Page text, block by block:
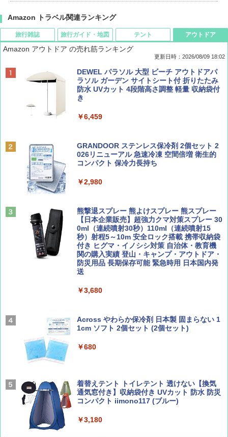
Amazon トラベル関連ランキング
旅行雑誌
BE-PAL(ビ-パル) 2026年 9 月号【特別付録:
SOTO ミニマル"旅"財布 ランダム2種】
￥1,500
誌] (ＤＩＳＮＥＹ ＦＡＮ)
￥713
￥1,540
Coyote No.89 特集 星野道夫 夢見る旅
AIRLINE（エアライン）2026年9月号【特
旅行ガイド・地図
地球の歩き方 スター・ウォーズ
￥2,695
力的な町 2026～2027 地球の歩き方D アジア
￥2,079
球の歩き方A ヨーロッパ
￥2,479
A26 地球の歩き方 チェコ ポーランド スロヴ
ァキア 2026～2027 地球の歩き方A ヨーロッ
新しい日本地理 地図・統計・移動から読み
テント
[キャンパーズコレクション 山善] ポップアッ
プテント 傘みたいに広げて畳める パッとサ
ッとサンシェード キューブ フルクローズ メ
ッシュ 簡単設置 ワンタッチテント キャンプ
PYKES PEAK (パイクスピーク) 着替えテン
ト プライバシー テント 【中が透けない】 1
ーチ ピクニック ポップアップテント 携帯 簡
￥4,836
ENDLESS BASE 《めざましテレビで紹介》
テント ワンタッチ RENEW 幅200 2-3人用 43
500002(88859)
￥5,999
ーティング フルクローズ メッシュ 3-4人用
簡単設置 ポップアップテント エクルベージ
[キャンパーズコレクション 山善] 傘みたいに
広げるだけ パッとサッとテント キューブワ
イドプラス ブラックコーティング フルクロ
テント PATCW-200B エクルベージュ
アウトドア
Amazon アウトドア の売れ筋ランキング
更新日時：2026/08/09 18:02
DEWEL パラソル 大型 ビーチ アウトドアパ
ラソル ガーデン サイトシート付 折りたたみ
防水 UVカット 4段階高さ調整 軽量 収納袋付
き
￥6,459
GRANDOOR ステンレス保冷剤 2個セット 2
026リニューアル 急速冷凍 空間倍増 衛生的
コンパクト 保冷力長持ち
￥2,980
熊撃退スプレー 熊よけスプレー 熊スプレー
【日本企業販売】超強力クマ対策スプレー 30
0ml（連続噴射30秒）110ml（連続噴射15
秒）射程5～10m 安全ロック搭載 携帯収納袋
付き ヒグマ・イノシシ対策 自治体・教育機
関の購入実績 登山・キャンプ・アウトドア・
防災用品 長期保存可能 緊急時用 日本国内発
送
￥3,680
Across やわらか保冷剤 日本製 固まらない 1
1cm ソフト 2個セット (2個セット)
￥680
着替えテント トイレテント 透けない【換気
通気窓付き】収納袋付き UVカット 防水 防災
コンパクト iimono117 (ブルー)
￥3,180